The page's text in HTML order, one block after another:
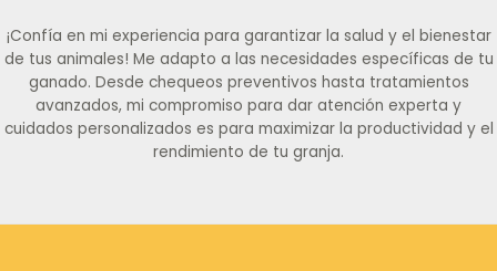
¡Confía en mi experiencia para garantizar la salud y el bienestar
de tus animales! Me adapto a las necesidades específicas de tu
ganado. Desde chequeos preventivos hasta tratamientos
avanzados, mi compromiso para dar atención experta y
cuidados personalizados es para maximizar la productividad y el
rendimiento de tu granja.